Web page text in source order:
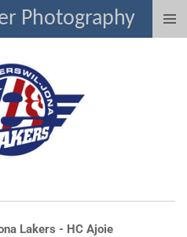
Photography
Lakers - HC Ajoie